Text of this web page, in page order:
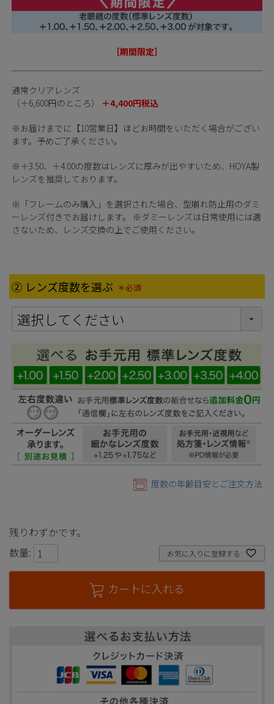
［期間限定］
通常クリアレンズ
（＋6,600円のところ） ＋4,400円税込
※お届けまでに【10営業日】ほどお時間をいただく場合がござい
ます。予めご了承ください。
※＋3.50、＋4.00の度数はレンズに厚みが出やすいため、HOYA製
レンズを推奨しております。
※「フレームのみ購入」を選択された場合、型崩れ防止用のダミ
ーレンズ付きでお届けします。 ※ダミーレンズは日常使用には適
さないため、レンズ交換の上でご使用ください。
② レンズ度数を選ぶ
(必須)
度数の年齢目安とご注文方法
残りわずかです。
お気に入りに登録する
数量:
カートに入れる